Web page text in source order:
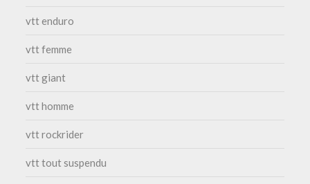
vtt enduro
vtt femme
vtt giant
vtt homme
vtt rockrider
vtt tout suspendu